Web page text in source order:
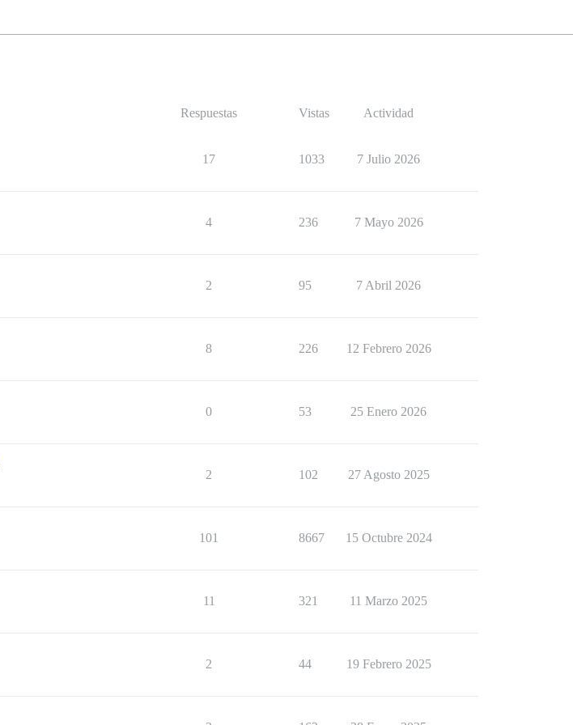
Respuestas Vistas Actividad
17 1033 7 Julio 2026
4 236 7 Mayo 2026
2 95 7 Abril 2026
8 226 12 Febrero 2026
0 53 25 Enero 2026
2 102 27 Agosto 2025
101 8667 15 Octubre 2024
11 321 11 Marzo 2025
2 44 19 Febrero 2025